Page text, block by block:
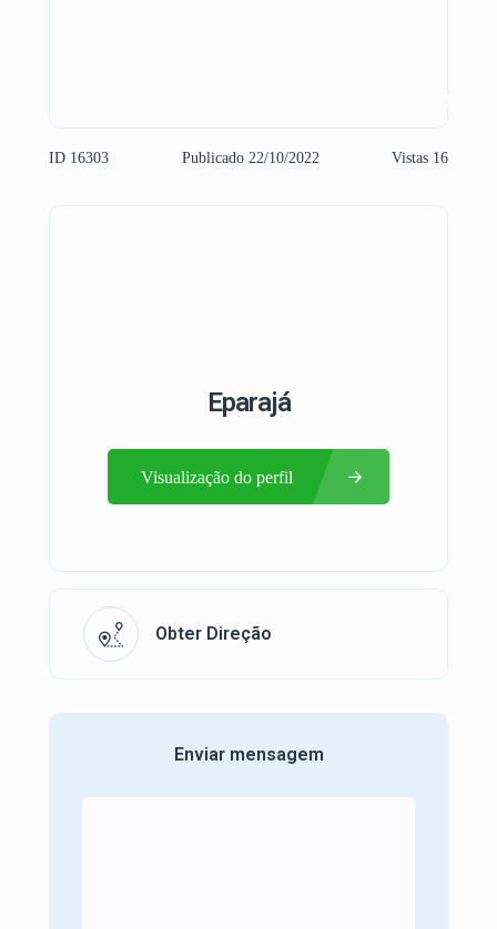
ID 16303 Publicado 22/10/2022 Vistas 16
Eparajá
Visualização do perfil
Obter Direção
Enviar mensagem